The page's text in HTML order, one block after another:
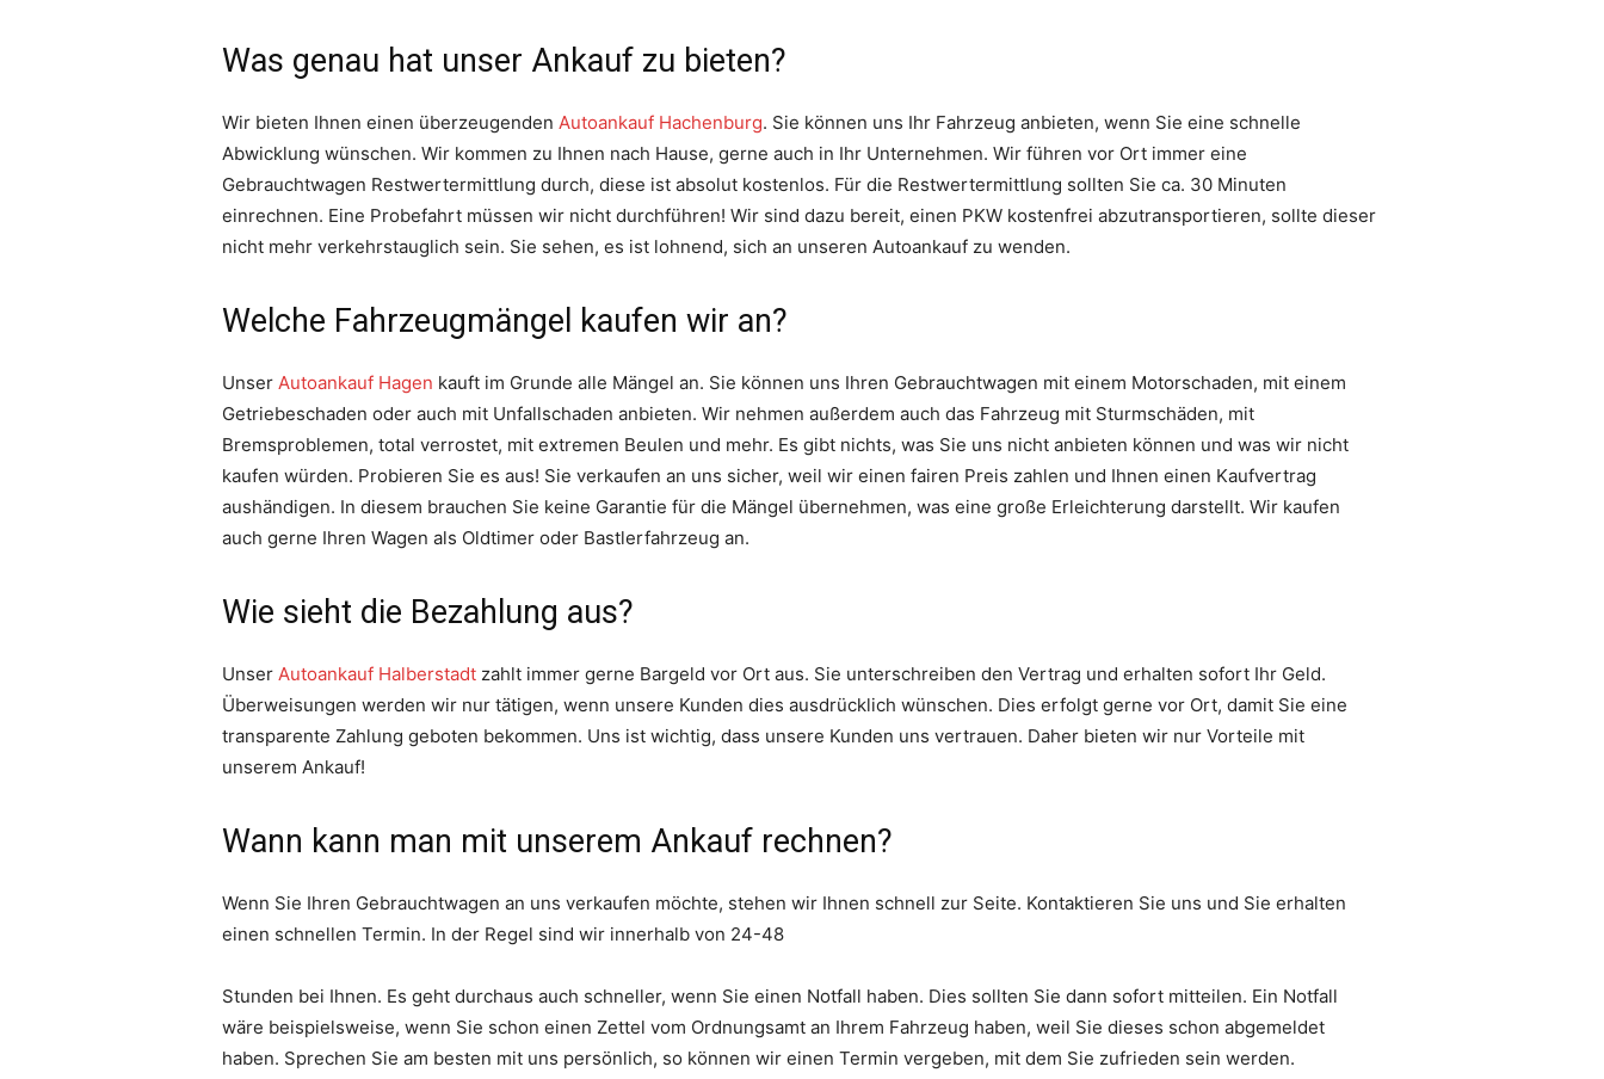
Was genau hat unser Ankauf zu bieten?
Wir bieten Ihnen einen überzeugenden Autoankauf Hachenburg. Sie können uns Ihr Fahrzeug anbieten, wenn Sie eine schnelle
Abwicklung wünschen. Wir kommen zu Ihnen nach Hause, gerne auch in Ihr Unternehmen. Wir führen vor Ort immer eine
Gebrauchtwagen Restwertermittlung durch, diese ist absolut kostenlos. Für die Restwertermittlung sollten Sie ca. 30 Minuten
einrechnen. Eine Probefahrt müssen wir nicht durchführen! Wir sind dazu bereit, einen PKW kostenfrei abzutransportieren, sollte dieser
nicht mehr verkehrstauglich sein. Sie sehen, es ist lohnend, sich an unseren Autoankauf zu wenden.
Welche Fahrzeugmängel kaufen wir an?
Unser Autoankauf Hagen kauft im Grunde alle Mängel an. Sie können uns Ihren Gebrauchtwagen mit einem Motorschaden, mit einem
Getriebeschaden oder auch mit Unfallschaden anbieten. Wir nehmen außerdem auch das Fahrzeug mit Sturmschäden, mit
Bremsproblemen, total verrostet, mit extremen Beulen und mehr. Es gibt nichts, was Sie uns nicht anbieten können und was wir nicht
kaufen würden. Probieren Sie es aus! Sie verkaufen an uns sicher, weil wir einen fairen Preis zahlen und Ihnen einen Kaufvertrag
aushändigen. In diesem brauchen Sie keine Garantie für die Mängel übernehmen, was eine große Erleichterung darstellt. Wir kaufen
auch gerne Ihren Wagen als Oldtimer oder Bastlerfahrzeug an.
Wie sieht die Bezahlung aus?
Unser Autoankauf Halberstadt zahlt immer gerne Bargeld vor Ort aus. Sie unterschreiben den Vertrag und erhalten sofort Ihr Geld.
Überweisungen werden wir nur tätigen, wenn unsere Kunden dies ausdrücklich wünschen. Dies erfolgt gerne vor Ort, damit Sie eine
transparente Zahlung geboten bekommen. Uns ist wichtig, dass unsere Kunden uns vertrauen. Daher bieten wir nur Vorteile mit
unserem Ankauf!
Wann kann man mit unserem Ankauf rechnen?
Wenn Sie Ihren Gebrauchtwagen an uns verkaufen möchte, stehen wir Ihnen schnell zur Seite. Kontaktieren Sie uns und Sie erhalten
einen schnellen Termin. In der Regel sind wir innerhalb von 24-48
Stunden bei Ihnen. Es geht durchaus auch schneller, wenn Sie einen Notfall haben. Dies sollten Sie dann sofort mitteilen. Ein Notfall
wäre beispielsweise, wenn Sie schon einen Zettel vom Ordnungsamt an Ihrem Fahrzeug haben, weil Sie dieses schon abgemeldet
haben. Sprechen Sie am besten mit uns persönlich, so können wir einen Termin vergeben, mit dem Sie zufrieden sein werden.